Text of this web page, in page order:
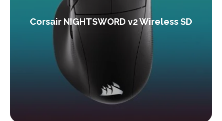
Corsair NIGHTSWORD v2 Wireless SD